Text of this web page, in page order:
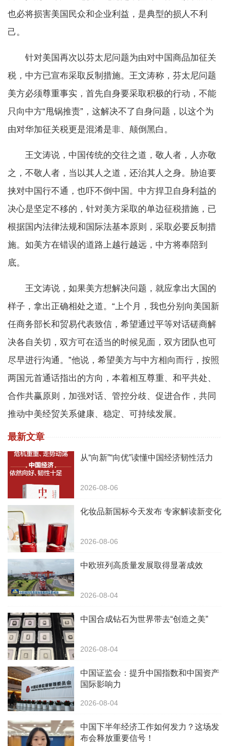
也必将损害美国民众和企业利益，是典型的损人不利
己。
针对美国再次以芬太尼问题为由对中国商品加征关
税，中方已宣布采取反制措施。王文涛称，芬太尼问题
美方必须尊重事实，首先自身要采取积极的行动，不能
只向中方“甩锅推责”，这解决不了自身问题，以这个为
由对华加征关税更是混淆是非、颠倒黑白。
王文涛说，中国传统的交往之道，敬人者，人亦敬
之，不敬人者，当以其人之道，还治其人之身。胁迫要
挟对中国行不通，也吓不倒中国。中方捍卫自身利益的
决心是坚定不移的，针对美方采取的单边征税措施，已
根据国内法律法规和国际法基本原则，采取必要反制措
施。如美方在错误的道路上越行越远，中方将奉陪到
底。
王文涛说，如果美方想解决问题，就应拿出大国的
样子，拿出正确相处之道。“上个月，我也分别向美国新
任商务部长和贸易代表致信，希望通过平等对话磋商解
决各自关切，双方可在适当的时候见面，双方团队也可
尽早进行沟通。”他说，希望美方与中方相向而行，按照
两国元首通话指出的方向，本着相互尊重、和平共处、
合作共赢原则，加强对话、管控分歧、促进合作，共同
推动中美经贸关系健康、稳定、可持续发展。
最新文章
从“向新”“向优”读懂中国经济韧性活力
2026-08-06
化妆品新国标今天发布 专家解读新变化
2026-08-06
中欧班列高质量发展取得显著成效
2026-08-04
中国合成钻石为世界带去“创造之美”
2026-08-04
中国证监会：提升中国指数和中国资产
国际影响力
2026-08-04
中国下半年经济工作如何发力？这场发
布会释放重要信号！